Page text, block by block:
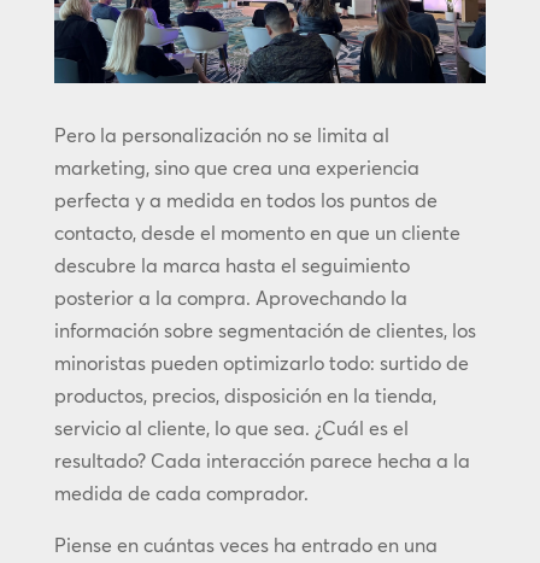
Pero la personalización no se limita al
marketing, sino que crea una experiencia
perfecta y a medida en todos los puntos de
contacto, desde el momento en que un cliente
descubre la marca hasta el seguimiento
posterior a la compra. Aprovechando la
información sobre segmentación de clientes, los
minoristas pueden optimizarlo todo: surtido de
productos, precios, disposición en la tienda,
servicio al cliente, lo que sea. ¿Cuál es el
resultado? Cada interacción parece hecha a la
medida de cada comprador.
Piense en cuántas veces ha entrado en una